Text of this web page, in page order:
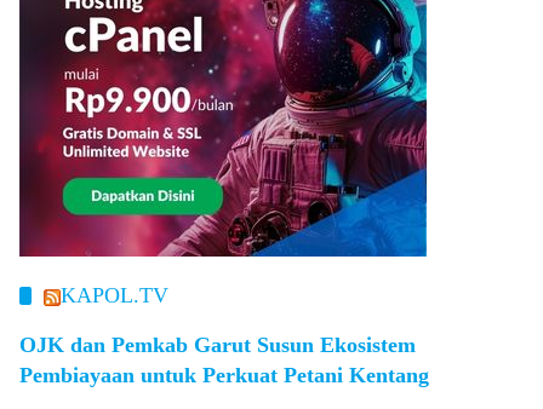
KAPOL.TV
OJK dan Pemkab Garut Susun Ekosistem
Pembiayaan untuk Perkuat Petani Kentang